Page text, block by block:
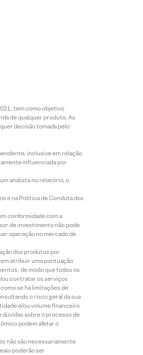
tem como objetivo
de qualquer produto. As
decisão tomada pelo
inclusive em relação
influenciada por
analista no relatório, o
e na Política de Conduta dos
conformidade com a
de investimento não pode
operação no mercado de
dos produtos por
atribuir uma pontuação
de modo que todos os
ou contratar os serviços
se há limitações de
o risco geral da sua
e/ou volume financeiro
dúvidas sobre o processo de
podem afetar o
não são necessariamente
poderão ser